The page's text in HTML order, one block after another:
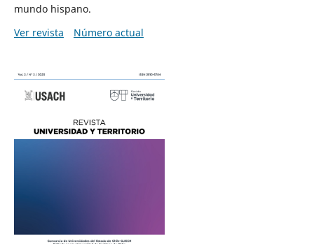
mundo hispano.
Ver revista
Número actual